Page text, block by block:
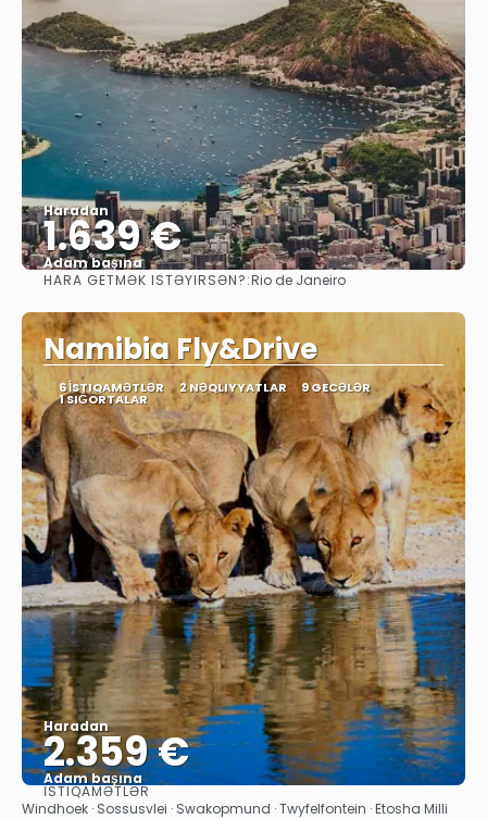
Haradan
1.639 €
Adam başına
Baxın
HARA GETMƏK ISTƏYIRSƏN?:Rio de Janeiro
Namibia Fly&Drive
6 İSTIQAMƏTLƏR 2 NƏQLIYYATLAR 9 GECƏLƏR
1 SIĞORTALAR
Haradan
2.359 €
Adam başına
Baxın
İSTIQAMƏTLƏR
Windhoek · Sossusvlei · Swakopmund · Twyfelfontein · Etosha Milli